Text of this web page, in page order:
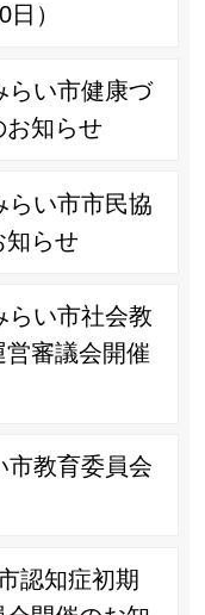
）
らい市健康づ
お知らせ
らい市市民協
知らせ
らい市社会教
審議会開催
市教育委員会
認知症初期